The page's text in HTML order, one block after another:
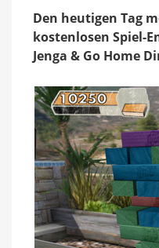
&
Go
Home
Den heutigen Tag
kostenlosen Spiel-
Jenga & Go Home